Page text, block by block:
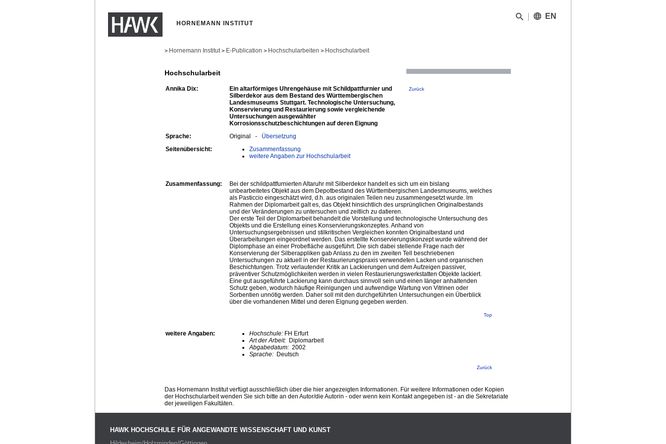
HORNEMANN INSTITUT
EN
> Hornemann Institut > E-Publication > Hochschularbeiten > Hochschularbeit
Hochschularbeit
Annika Dix:
Ein altarförmiges Uhrengehäuse mit Schildpattfurnier und
Silberdekor aus dem Bestand des Württembergischen
Landesmuseums Stuttgart. Technologische Untersuchung,
Konservierung und Restaurierung sowie vergleichende
Untersuchungen ausgewählter
Korrosionsschutzbeschichtungen auf deren Eignung
Zurück
Sprache: Original - Übersetzung
Seitenübersicht:
Zusammenfassung
weitere Angaben zur Hochschularbeit
Zusammenfassung:
Bei der schildpattfurnierten Altaruhr mit Silberdekor handelt es sich um ein bislang
unbearbeitetes Objekt aus dem Depotbestand des Württembergischen Landesmuseums, welches
als Pasticcio eingeschätzt wird, d.h. aus originalen Teilen neu zusammengesetzt wurde. lm
Rahmen der Diplomarbeit galt es, das Objekt hinsichtlich des ursprünglichen Originalbestands
und der Veränderungen zu untersuchen und zeitlich zu datieren.
Der erste Teil der Diplomarbeit behandelt die Vorstellung und technologische Untersuchung des
Objekts und die Erstellung eines Konservierungskonzeptes. Anhand von
Untersuchungsergebnissen und stilkritischen Vergleichen konnten Originalbestand und
Überarbeitungen eingeordnet werden. Das erstellte Konservierungskonzept wurde während der
Diplomphase an einer Probefläche ausgeführt. Die sich dabei stellende Frage nach der
Konservierung der Silberappliken gab Anlass zu den im zweiten Tell beschriebenen
Untersuchungen zu aktuell in der Restaurierungspraxis verwendeten Lacken und organischen
Beschichtungen. Trotz verlautender Kritik an Lackierungen und dem Aufzeigen passiver,
präventiver Schutzmöglichkeiten werden in vielen Restaurierungswerkstatten Objekte lackiert.
Eine gut ausgeführte Lackierung kann durchaus sinnvoll sein und einen Iänger anhaltenden
Schutz geben, wodurch häufige Reinigungen und aufwendige Wartung von Vitrinen oder
Sorbentien unnötig werden. Daher soll mit den durchgeführten Untersuchungen ein Überblick
über die vorhandenen Mittel und deren Eignung gegeben werden.
Top
weitere Angaben: Hochschule: FH Erfurt
Art der Arbeit: Diplomarbeit
Abgabedatum: 2002
Sprache: Deutsch
Zurück
Das Hornemann Institut verfügt ausschließlich über die hier angezeigten Informationen. Für weitere Informationen oder Kopien
der Hochschularbeit wenden Sie sich bitte an den Autor/die Autorin - oder wenn kein Kontakt angegeben ist - an die Sekretariate
der jeweiligen Fakultäten.
HAWK HOCHSCHULE FÜR ANGEWANDTE WISSENSCHAFT UND KUNST